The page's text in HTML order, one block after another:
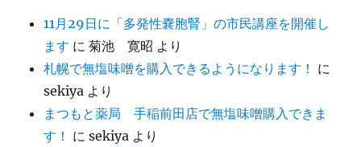
11月29日に「多発性嚢胞腎」の市民講座を開催し
ます に菊池 寛昭 より
札幌で無塩味噌を購入できるようになります！ に
sekiya より
まつもと薬局 手稲前田店で無塩味噌購入できま
す！ にsekiya より